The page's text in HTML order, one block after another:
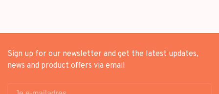
Sign up for our newsletter and get the latest updates,
news and product offers via email